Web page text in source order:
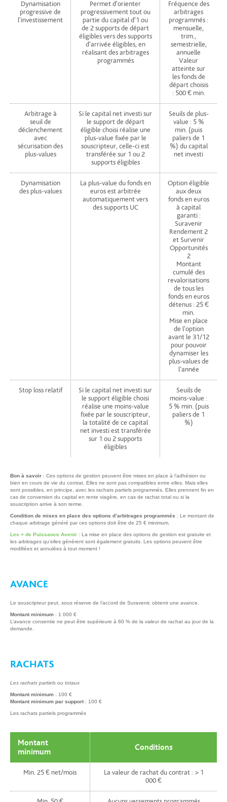
Dynamisation
progressive de
l'investissement
Permet d'orienter
progressivement tout ou
partie du capital d'1 ou
de 2 supports de départ
éligibles vers des supports
d'arrivée éligibles, en
réalisant des arbitrages
programmés
Fréquence des
arbitrages
programmés :
mensuelle,
trim.,
semestrielle,
annuelle
Valeur
atteinte sur
les fonds de
départ choisis
: 500 € min.
Arbitrage à
seuil de
déclenchement
avec
sécurisation des
plus-values
Si le capital net investi sur
le support de départ
éligible choisi réalise une
plus-value fixée par le
souscripteur, celle-ci est
transférée sur 1 ou 2
supports éligibles
Seuils de plus-
value : 5 %
min. (puis
paliers de 1
%) du capital
net investi
Dynamisation
des plus-values
La plus-value du fonds en
euros est arbitrée
automatiquement vers
des supports UC
Option éligible
aux deux
fonds en euros
à capital
garanti :
Suravenir
Rendement 2
et Survenir
Opportunités
2
Montant
cumulé des
revalorisations
de tous les
fonds en euros
détenus : 25 €
min.
Mise en place
de l'option
avant le 31/12
pour pouvoir
dynamiser les
plus-values de
l'année
Stop loss relatif
Si le capital net investi sur
le support éligible choisi
réalise une moins-value
fixée par le souscripteur,
la totalité de ce capital
net investi est transférée
sur 1 ou 2 supports
éligibles
Seuils de
moins-value :
5 % min. (puis
paliers de 1
%)
Bon à savoir : Ces options de gestion peuvent être mises en place à l’adhésion ou
bien en cours de vie du contrat. Elles ne sont pas compatibles entre elles. Mais elles
sont possibles, en principe, avec les rachats partiels programmés. Elles prennent fin en
cas de conversion du capital en rente viagère, en cas de rachat total ou si la
souscription arrive à son terme.
Condition de mises en place des options d’arbitrages programmés : Le montant de
chaque arbitrage généré par ces options doit être de 25 € minimum.
Les + de Puissance Avenir : La mise en place des options de gestion est gratuite et
les arbitrages qu’elles génèrent sont également gratuits. Les options peuvent être
modifiées et annulées à tout moment !
AVANCE
Le souscripteur peut, sous réserve de l’accord de Suravenir, obtenir une avance.
Montant minimum : 1 000 €
L’avance consentie ne peut être supérieure à 60 % de la valeur de rachat au jour de la
demande.
RACHATS
Les rachats partiels ou totaux
Montant minimum : 100 €
Montant minimum par support : 100 €
Les rachats partiels programmés
Montant
minimum
Conditions
Min. 25 € net/mois
La valeur de rachat du contrat : > 1
000 €